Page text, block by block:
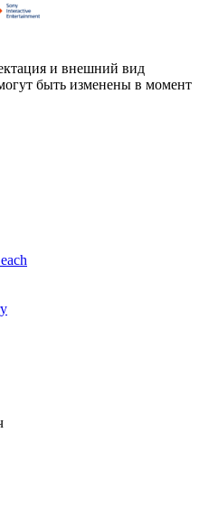
и внешний вид
быть изменены в момент